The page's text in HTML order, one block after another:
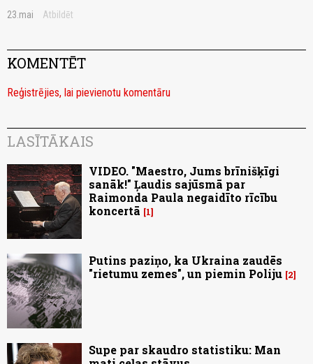
23.mai Atbildēt
KOMENTĒT
Reģistrējies, lai pievienotu komentāru
LASĪTĀKAIS
VIDEO. "Maestro, Jums brīnišķīgi
sanāk!" Ļaudis sajūsmā par
Raimonda Paula negaidīto rīcību
koncertā
1
Putins paziņo, ka Ukraina zaudēs
"rietumu zemes", un piemin Poliju 2
Supe par skaudro statistiku: Man